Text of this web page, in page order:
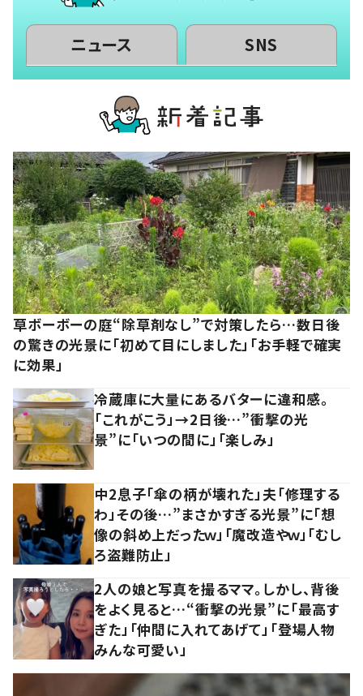
ニュース SNS
草ボーボーの庭“除草剤なし”で対策したら…数日後
の驚きの光景に「初めて目にしました」「お手軽で確実
に効果」
冷蔵庫に大量にあるバターに違和感。
「これがこう」→2日後…”衝撃の光
景”に「いつの間に」「楽しみ」
中2息子「傘の柄が壊れた」夫「修理する
わ」その後…”まさかすぎる光景”に「想
像の斜め上だったｗ」「魔改造やｗ」「むし
ろ盗難防止」
2人の娘と写真を撮るママ。しかし、背後
をよく見ると…“衝撃の光景”に「最高す
ぎた」「仲間に入れてあげて」「登場人物
みんな可愛い」